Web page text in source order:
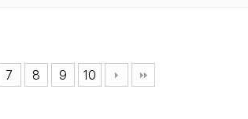
7 8 9 10